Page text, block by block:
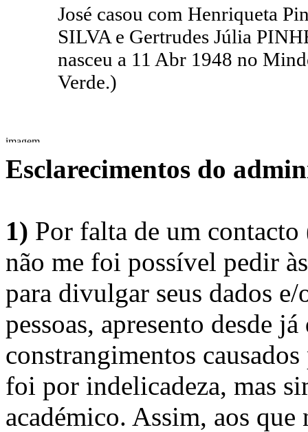
José casou com Henriqueta
SILVA e Gertrudes Júlia
nasceu a 11 Abr 1948 no
Verde.)
Esclarecimentos do
1) Por falta de um
não me foi possível pedir
para divulgar seus dados
pessoas, apresento desde
constrangimentos
foi por indelicadeza, mas
académico. Assim, aos